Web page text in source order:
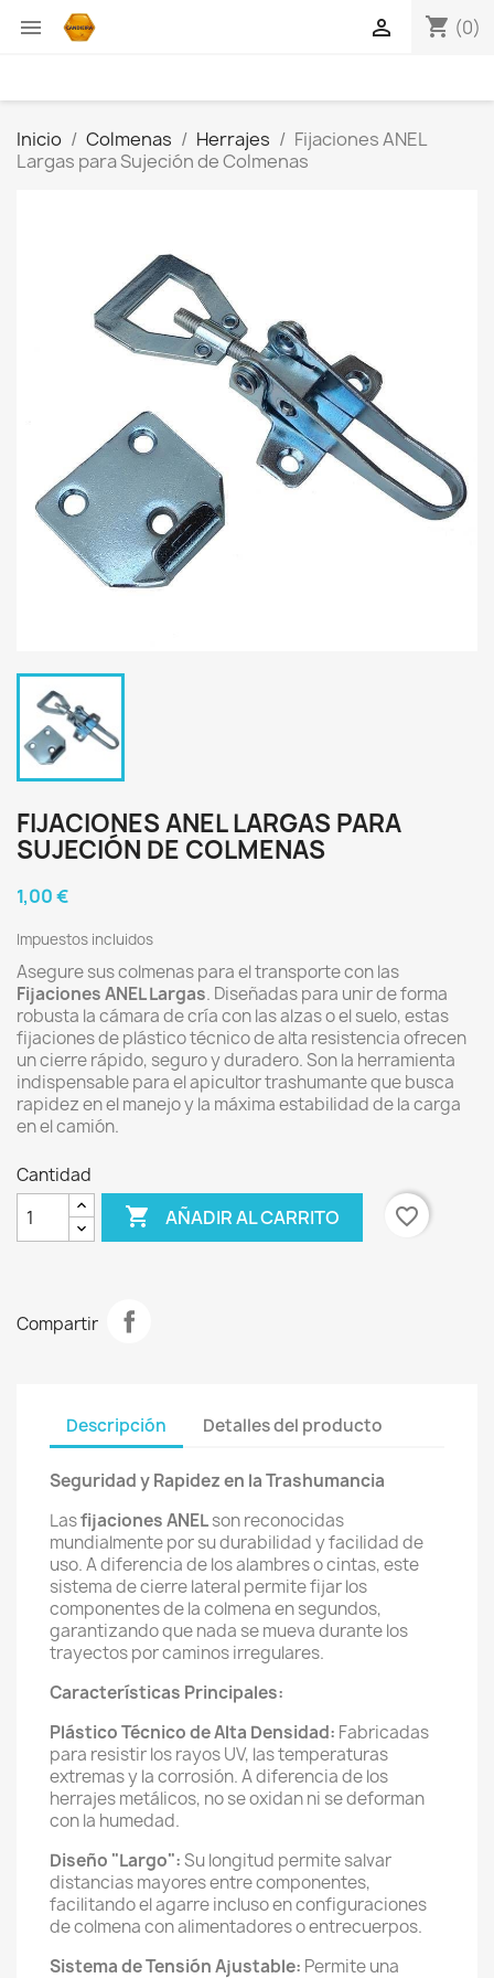
 shopping_cart (0)

Inicio Colmenas Herrajes
Fijaciones ANEL
Largas para Sujeción de Colmenas
FIJACIONES ANEL LARGAS PARA
SUJECIÓN DE COLMENAS
1,00 €
Impuestos incluidos
Asegure sus colmenas para el transporte con las
Fijaciones ANEL Largas. Diseñadas para unir de forma
robusta la cámara de cría con las alzas o el suelo, estas
fijaciones de plástico técnico de alta resistencia ofrecen
un cierre rápido, seguro y duradero. Son la herramienta
indispensable para el apicultor trashumante que busca
rapidez en el manejo y la máxima estabilidad de la carga
en el camión.
Cantidad
 AÑADIR AL CARRITO favorite_border
Compartir
Descripción Detalles del producto
Seguridad y Rapidez en la Trashumancia
Lasfijaciones ANELson reconocidas
mundialmente por su durabilidad y facilidad de
uso. A diferencia de los alambres o cintas, este
sistema de cierre lateral permite fijar los
componentes de la colmena en segundos,
garantizando que nada se mueva durante los
trayectos por caminos irregulares.
Características Principales:
Plástico Técnico de Alta Densidad: Fabricadas
para resistir los rayos UV, las temperaturas
extremas y la corrosión. A diferencia de los
herrajes metálicos, no se oxidan ni se deforman
con la humedad.
Diseño "Largo":Su longitud permite salvar
distancias mayores entre componentes,
facilitando el agarre incluso en configuraciones
de colmena con alimentadores o entrecuerpos.
Sistema de Tensión Ajustable: Permite una